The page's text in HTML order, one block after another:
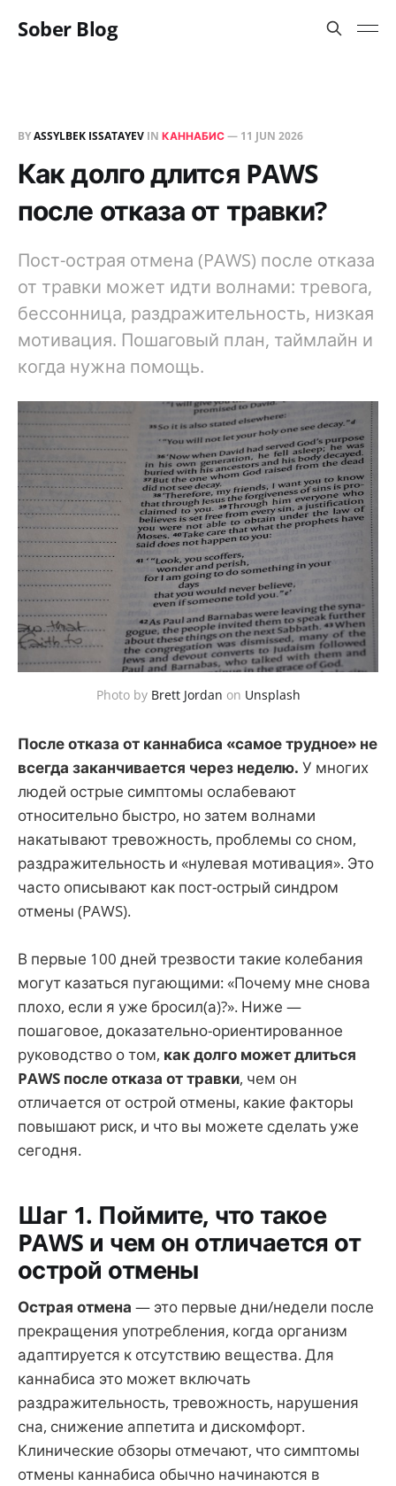
Sober Blog
BYASSYLBEK ISSATAYEV IN КАННАБИС— 11 JUN 2026
Как долго длится PAWS
после отказа от травки?
Пост-острая отмена (PAWS) после отказа
от травки может идти волнами: тревога,
бессонница, раздражительность, низкая
мотивация. Пошаговый план, таймлайн и
когда нужна помощь.
Photo by Brett Jordan on Unsplash
После отказа от каннабиса «самое трудное» не
всегда заканчивается через неделю. У многих
людей острые симптомы ослабевают
относительно быстро, но затем волнами
накатывают тревожность, проблемы со сном,
раздражительность и «нулевая мотивация». Это
часто описывают как пост-острый синдром
отмены (PAWS).
В первые 100 дней трезвости такие колебания
могут казаться пугающими: «Почему мне снова
плохо, если я уже бросил(а)?». Ниже —
пошаговое, доказательно-ориентированное
руководство о том, как долго может длиться
PAWS после отказа от травки, чем он
отличается от острой отмены, какие факторы
повышают риск, и что вы можете сделать уже
сегодня.
Шаг 1. Поймите, что такое
PAWS и чем он отличается от
острой отмены
Острая отмена — это первые дни/недели после
прекращения употребления, когда организм
адаптируется к отсутствию вещества. Для
каннабиса это может включать
раздражительность, тревожность, нарушения
сна, снижение аппетита и дискомфорт.
Клинические обзоры отмечают, что симптомы
отмены каннабиса обычно начинаются в